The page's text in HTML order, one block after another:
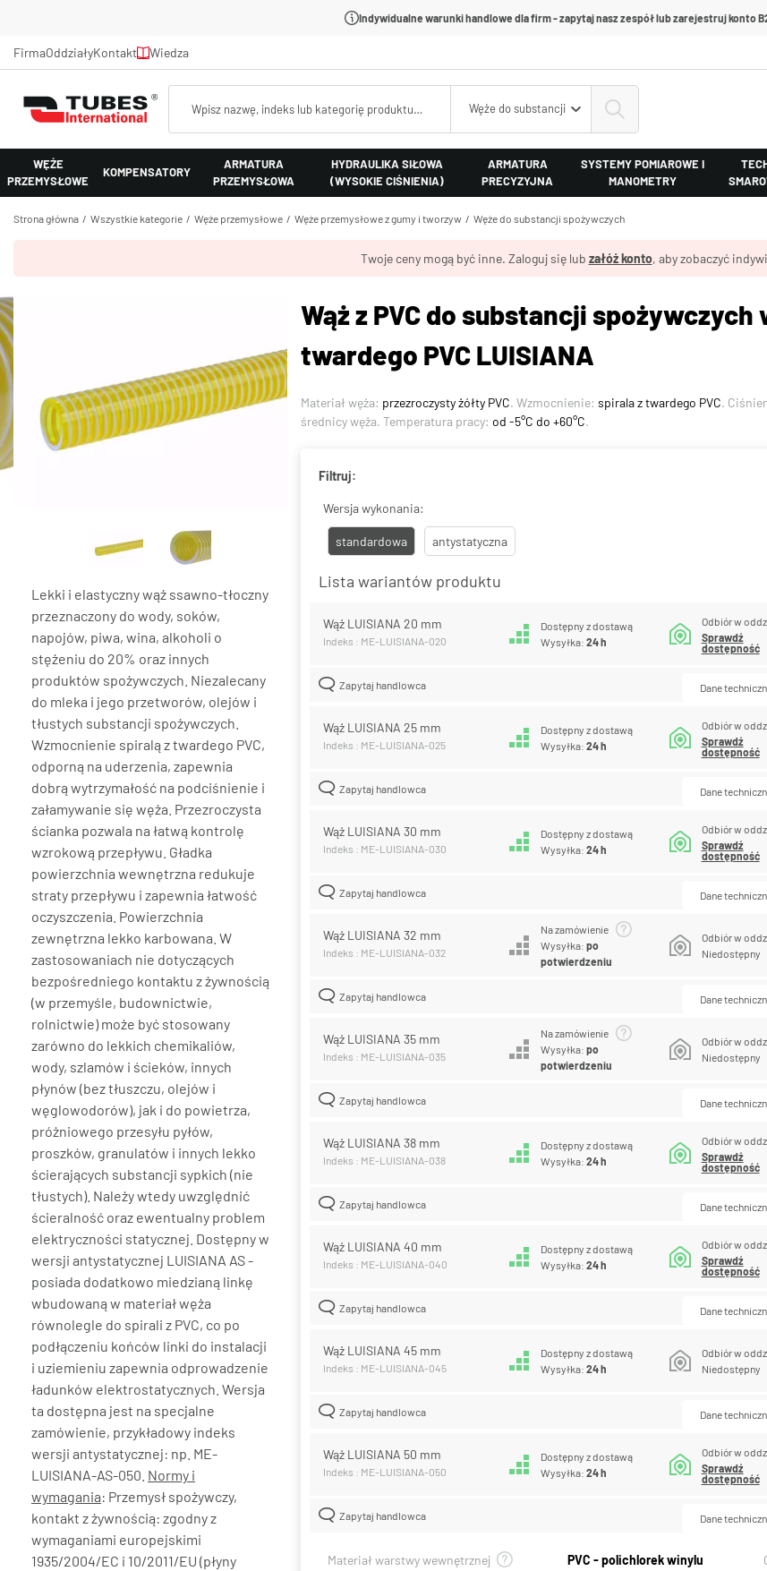
Indywidualne warunki handlowe dla firm - zapytaj nasz zespół lub zarejestruj konto
FirmaOddziałyKontakt Wiedza
Węże do substancji spożywczych
WĘŻE
PRZEMYSŁOWE
KOMPENSATORY
ARMATURA
PRZEMYSŁOWA
HYDRAULIKA SIŁOWA
(WYSOKIE CIŚNIENIA)
ARMATURA
PRECYZYJNA
SYSTEMY POMIAROWE I
MANOMETRY
Strona główna Wszystkie kategorie Węże przemysłowe Węże przemysłowe z gumy i tworzyw Węże do substancji spożywczych
Twoje ceny mogą być inne. Zaloguj się lub załóż konto, aby zobaczyć
Lekki i elastyczny wąż ssawno-tłoczny
przeznaczony do wody, soków,
napojów, piwa, wina, alkoholi o
stężeniu do 20% oraz innych
produktów spożywczych. Niezalecany
do mleka i jego przetworów, olejów i
tłustych substancji spożywczych.
Wzmocnienie spiralą z twardego PVC,
odporną na uderzenia, zapewnia
dobrą wytrzymałość na podciśnienie i
załamywanie się węża. Przezroczysta
ścianka pozwala na łatwą kontrolę
wzrokową przepływu. Gładka
powierzchnia wewnętrzna redukuje
straty przepływu i zapewnia łatwość
oczyszczenia. Powierzchnia
zewnętrzna lekko karbowana. W
zastosowaniach nie dotyczących
bezpośredniego kontaktu z żywnością
(w przemyśle, budownictwie,
rolnictwie) może być stosowany
zarówno do lekkich chemikaliów,
wody, szlamów i ścieków, innych
płynów (bez tłuszczu, olejów i
węglowodorów), jak i do powietrza,
próżniowego przesyłu pyłów,
proszków, granulatów i innych lekko
ścierających substancji sypkich (nie
tłustych). Należy wtedy uwzględnić
ścieralność oraz ewentualny problem
elektryczności statycznej. Dostępny w
wersji antystatycznej LUISIANA AS -
posiada dodatkowo miedzianą linkę
wbudowaną w materiał węża
równolegle do spirali z PVC, co po
podłączeniu końców linki do instalacji
i uziemieniu zapewnia odprowadzenie
ładunków elektrostatycznych. Wersja
ta dostępna jest na specjalne
zamówienie, przykładowy indeks
wersji antystatycznej: np. ME-
LUISIANA-AS-050. Normy i
wymagania: Przemysł spożywczy,
kontakt z żywnością: zgodny z
wymaganiami europejskimi
1935/2004/EC i 10/2011/EU (płyny
Wąż z PVC do substancji
twardego PVC LUISIANA
Materiał węża: przezroczysty żółty PVC. Wzmocnienie: spirala z twardego PVC.
średnicy węża. Temperatura pracy: od -5°C do +60°C.
Filtruj:
Wersja wykonania:
standardowa antystatyczna
Lista wariantów produktu
Wąż LUISIANA 20 mm
Indeks : ME-LUISIANA-020
Dostępny z dostawą
Wysyłka:24 h
Odbiór w
Sprawdź
dostępność
Zapytaj handlowca Dane
Wąż LUISIANA 25 mm
Indeks : ME-LUISIANA-025
Dostępny z dostawą
Wysyłka:24 h
Odbiór w
Sprawdź
dostępność
Zapytaj handlowca Dane
Wąż LUISIANA 30 mm
Indeks : ME-LUISIANA-030
Dostępny z dostawą
Wysyłka:24 h
Odbiór w
Sprawdź
dostępność
Zapytaj handlowca Dane
Wąż LUISIANA 32 mm
Indeks : ME-LUISIANA-032
Na zamówienie
Wysyłka:po
potwierdzeniu
Odbiór w
Niedostępny
Zapytaj handlowca Dane
Wąż LUISIANA 35 mm
Indeks : ME-LUISIANA-035
Na zamówienie
Wysyłka:po
potwierdzeniu
Odbiór w
Niedostępny
Zapytaj handlowca Dane
Wąż LUISIANA 38 mm
Indeks : ME-LUISIANA-038
Dostępny z dostawą
Wysyłka:24 h
Odbiór w
Sprawdź
dostępność
Zapytaj handlowca Dane
Wąż LUISIANA 40 mm
Indeks : ME-LUISIANA-040
Dostępny z dostawą
Wysyłka:24 h
Odbiór w
Sprawdź
dostępność
Zapytaj handlowca Dane
Wąż LUISIANA 45 mm
Indeks : ME-LUISIANA-045
Dostępny z dostawą
Wysyłka:24 h
Odbiór w
Niedostępny
Zapytaj handlowca Dane
Wąż LUISIANA 50 mm
Indeks : ME-LUISIANA-050
Dostępny z dostawą
Wysyłka:24 h
Odbiór w
Sprawdź
dostępność
Zapytaj handlowca Dane
Materiał warstwy wewnętrznej PVC - polichlorek winylu